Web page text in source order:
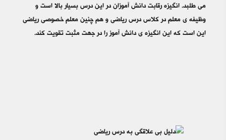
می طلبد. انگیزه رقابت دانش آموزان در این درس بسیار بالا است و
وظیفه ی معلم در کلاس درس ریاضی و هم چنین معلم خصوصی ریاضی
این است که این انگیزه ی دانش آموز را در جهت مثبت تقویت کند.